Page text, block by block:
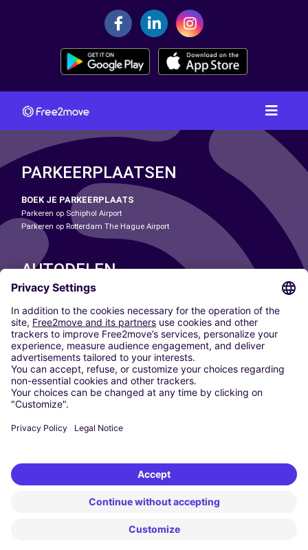
PARKEERPLAATSEN
BOEK JE PARKEERPLAATS
Parkeren op Schiphol Airport
Parkeren op Rotterdam The Hague Airport
AUTODELEN
ONZE STEDEN
Paris
Madrid
Washington DC
Milaan
Rome
Turijn
Wenen
Berlijn
Düsseldorf